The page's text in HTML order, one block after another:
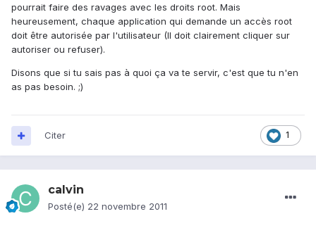
pourrait faire des ravages avec les droits root. Mais
heureusement, chaque application qui demande un accès root
doit être autorisée par l'utilisateur (Il doit clairement cliquer sur
autoriser ou refuser).
Disons que si tu sais pas à quoi ça va te servir, c'est que tu n'en
as pas besoin. ;)
1
Citer
calvin
Posté(e) 22 novembre 2011